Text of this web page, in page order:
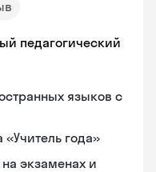
педагогический
языков с
года»
экзаменах и